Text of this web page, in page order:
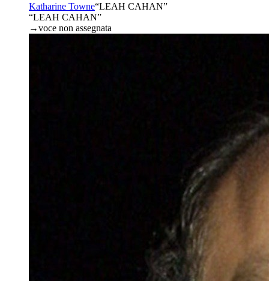
Katharine Towne“LEAH CAHAN”
“LEAH CAHAN”
→voce non assegnata